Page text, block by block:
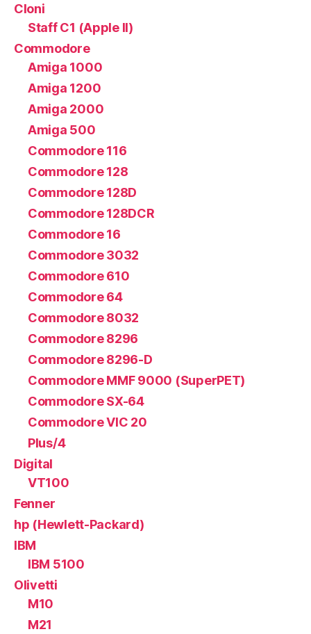
Cloni
Staff C1 (Apple II)
Commodore
Amiga 1000
Amiga 1200
Amiga 2000
Amiga 500
Commodore 116
Commodore 128
Commodore 128D
Commodore 128DCR
Commodore 16
Commodore 3032
Commodore 610
Commodore 64
Commodore 8032
Commodore 8296
Commodore 8296-D
Commodore MMF 9000 (SuperPET)
Commodore SX-64
Commodore VIC 20
Plus/4
Digital
VT100
Fenner
hp (Hewlett-Packard)
IBM
IBM 5100
Olivetti
M10
M21